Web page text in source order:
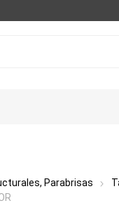
Parabrisas